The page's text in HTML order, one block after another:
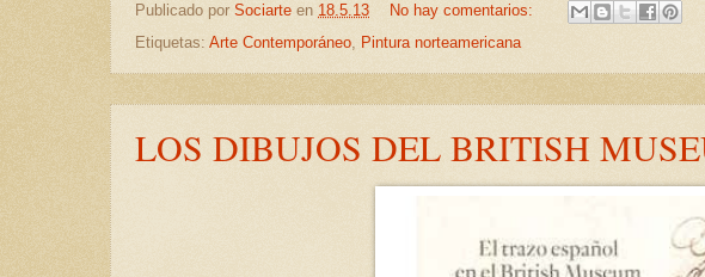
Publicado por Sociarte en 18.5.13
No hay comentarios:
Etiquetas: Arte Contemporáneo Pintura norteamericana
LOS DIBUJOS DEL BRITISH